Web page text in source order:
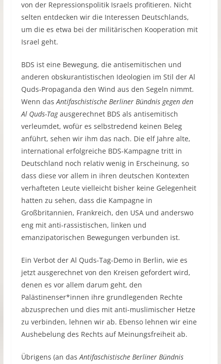
von der Repressionspolitik Israels profitieren. Nicht
selten entdecken wir die Interessen Deutschlands,
um die es etwa bei der militärischen Kooperation mit
Israel geht.
BDS ist eine Bewegung, die antisemitischen und
anderen obskurantistischen Ideologien im Stil der Al
Quds-Propaganda den Wind aus den Segeln nimmt.
Wenn dasAntifaschistische Berliner Bündnis gegen den
Al Quds-Tagausgerechnet BDS als antisemitisch
verleumdet, wofür es selbstredend keinen Beleg
anführt, sehen wir ihm das nach. Die elf Jahre alte,
international erfolgreiche BDS-Kampagne tritt in
Deutschland noch relativ wenig in Erscheinung, so
dass diese vor allem in ihren deutschen Kontexten
verhafteten Leute vielleicht bisher keine Gelegenheit
hatten zu sehen, dass die Kampagne in
Großbritannien, Frankreich, den USA und anderswo
eng mit anti-rassistischen, linken und
emanzipatorischen Bewegungen verbunden ist.
Ein Verbot der Al Quds-Tag-Demo in Berlin, wie es
jetzt ausgerechnet von den Kreisen gefordert wird,
denen es vor allem darum geht, den
Palästinenser*innen ihre grundlegenden Rechte
abzusprechen und dies mit anti-muslimischer Hetze
zu verbinden, lehnen wir ab. Ebenso lehnen wir eine
Aushebelung des Rechts auf Meinungsfreiheit ab.
Übrigens (an dasAntifaschistische Berliner Bündnis